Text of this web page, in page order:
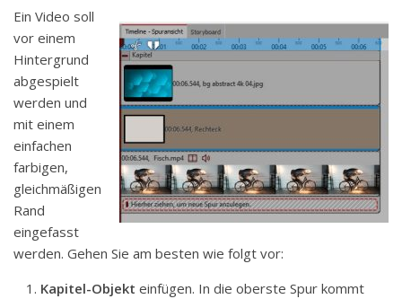
Ein Video soll
vor einem
Hintergrund
abgespielt
werden und
mit einem
einfachen
farbigen,
gleichmäßigen
Rand
eingefasst
werden. Gehen Sie am besten wie folgt vor:
Kapitel-Objekt einfügen. In die oberste Spur kommt